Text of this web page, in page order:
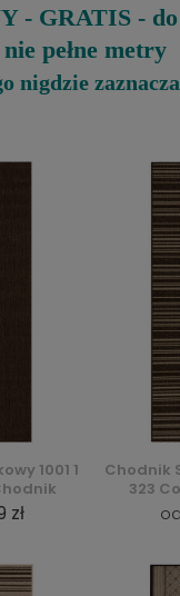
- GRATIS -
pełne metry
nigdzie
1001 1
zł
Chodnik
323
od